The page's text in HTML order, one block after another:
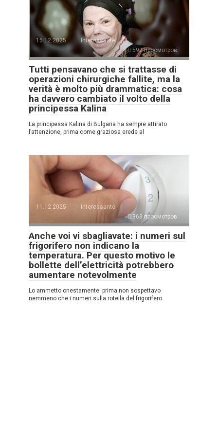
15.12.2025
Interessante
592 просмотров
Tutti pensavano che si trattasse di
operazioni chirurgiche fallite, ma la
verità è molto più drammatica: cosa
ha davvero cambiato il volto della
principessa Kalina
La principessa Kalina di Bulgaria ha sempre attirato
l’attenzione, prima come graziosa erede al
11.12.2025
Interessante
363 просмотров
Anche voi vi sbagliavate: i numeri sul
frigorifero non indicano la
temperatura. Per questo motivo le
bollette dell’elettricità potrebbero
aumentare notevolmente
Lo ammetto onestamente: prima non sospettavo
nemmeno che i numeri sulla rotella del frigorifero